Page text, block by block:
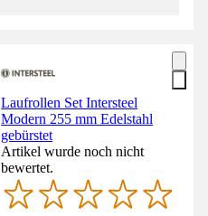
Laufrollen Set Intersteel
Modern 255 mm Edelstahl
gebürstet
Artikel wurde noch nicht
bewertet.